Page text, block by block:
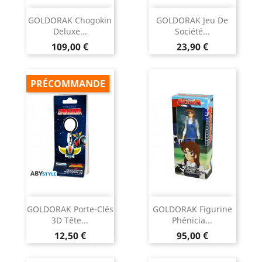
GOLDORAK Chogokin
Deluxe...
Prix
109,00 €
GOLDORAK Jeu De
Société...
Prix
23,90 €
GOLDORAK Porte-Clés
3D Tête...
Prix
12,50 €
PRÉCOMMANDE
GOLDORAK Figurine
Phénicia...
Prix
95,00 €